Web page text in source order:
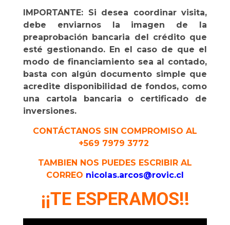
IMPORTANTE: Si desea coordinar visita,
debe enviarnos la imagen de la
preaprobación bancaria del crédito que
esté gestionando. En el caso de que el
modo de financiamiento sea al contado,
basta con algún documento simple que
acredite disponibilidad de fondos, como
una cartola bancaria o certificado de
inversiones.
CONTÁCTANOS SIN COMPROMISO AL
+569 7979 3772
TAMBIEN NOS PUEDES ESCRIBIR AL
CORREO nicolas.arcos@rovic.cl
¡¡TE ESPERAMOS!!